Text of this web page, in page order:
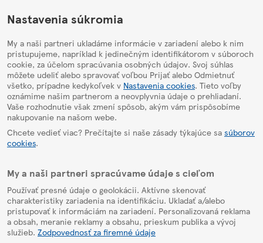
HelpPage
Nastavenia súkromia
My a naši partneri ukladáme informácie v zariadení alebo k nim
pristupujeme, napríklad k jedinečným identifikátorom v súboroch
cookie, za účelom spracúvania osobných údajov. Svoj súhlas
môžete udeliť alebo spravovať voľbou Prijať alebo Odmietnuť
všetko, prípadne kedykoľvek v Nastavenia cookies. Tieto voľby
oznámime našim partnerom a neovplyvnia údaje o prehliadaní.
Vaše rozhodnutie však zmení spôsob, akým vám prispôsobíme
nakupovanie na našom webe.
Chcete vedieť viac? Prečítajte si naše zásady týkajúce sa súborov
cookies.
My a naši partneri spracúvame údaje s cieľom
Používať presné údaje o geolokácii. Aktívne skenovať
charakteristiky zariadenia na identifikáciu. Ukladať a/alebo
pristupovať k informáciám na zariadení. Personalizovaná reklama
a obsah, meranie reklamy a obsahu, prieskum publika a vývoj
služieb. Zodpovednosť za firemné údaje